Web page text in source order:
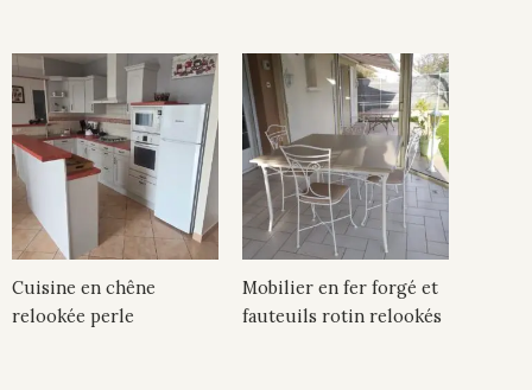
Cuisine en chêne
relookée perle
Mobilier en fer forgé et
fauteuils rotin relookés